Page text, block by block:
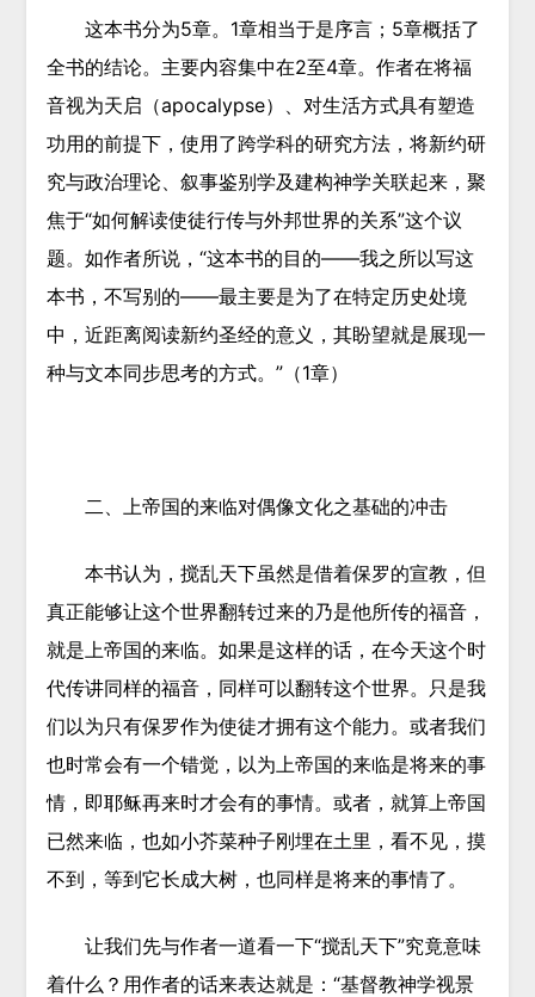
这本书分为5章。1章相当于是序言；5章概括了
全书的结论。主要内容集中在2至4章。作者在将福
音视为天启（apocalypse）、对生活方式具有塑造
功用的前提下，使用了跨学科的研究方法，将新约研
究与政治理论、叙事鉴别学及建构神学关联起来，聚
焦于“如何解读使徒行传与外邦世界的关系”这个议
题。如作者所说，“这本书的目的——我之所以写这
本书，不写别的——最主要是为了在特定历史处境
中，近距离阅读新约圣经的意义，其盼望就是展现一
种与文本同步思考的方式。”（1章）
二、 上帝国的来临对偶像文化之基础的冲击
本书认为，搅乱天下虽然是借着保罗的宣教，但
真正能够让这个世界翻转过来的乃是他所传的福音，
就是上帝国的来临。如果是这样的话，在今天这个时
代传讲同样的福音，同样可以翻转这个世界。只是我
们以为只有保罗作为使徒才拥有这个能力。或者我们
也时常会有一个错觉，以为上帝国的来临是将来的事
情，即耶稣再来时才会有的事情。或者，就算上帝国
已然来临，也如小芥菜种子刚埋在土里，看不见，摸
不到，等到它长成大树，也同样是将来的事情了。
让我们先与作者一道看一下“搅乱天下”究竟意味
着什么？用作者的话来表达就是：“基督教神学视景